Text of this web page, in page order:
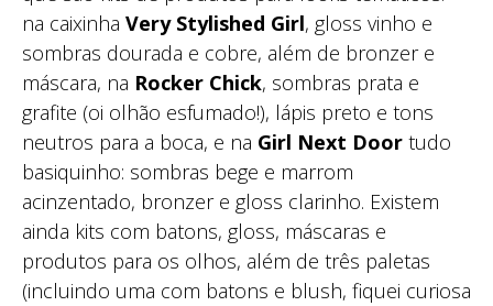
na caixinha Very Stylished Girl, gloss vinho e
sombras dourada e cobre, além de bronzer e
máscara, na Rocker Chick, sombras prata e
grafite (oi olhão esfumado!), lápis preto e tons
neutros para a boca, e na Girl Next Door tudo
basiquinho: sombras bege e marrom
acinzentado, bronzer e gloss clarinho. Existem
ainda kits com batons, gloss, máscaras e
produtos para os olhos, além de três paletas
(incluindo uma com batons e blush, fiquei curiosa